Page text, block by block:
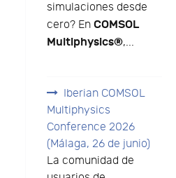
simulaciones desde
cero? EnCOMSOL
Multiphysics®,...
Iberian COMSOL
Multiphysics
Conference 2026
(Málaga, 26 de junio)
La comunidad de